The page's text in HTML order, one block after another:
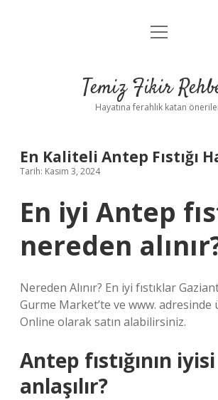
Anasayfa
Yasal Uyarı
menüyü
Temiz Fikir
Hayatına ferahlık katan
En Kaliteli Antep Fıstığı
Tarih: Kasım 3, 2024
En iyi Antep
nereden
Nereden Alınır? En iyi fıstıklar
Gurme Market’te ve www.
Online olarak satın alabilirsiniz.
Antep fıstığının
anlaşılır?